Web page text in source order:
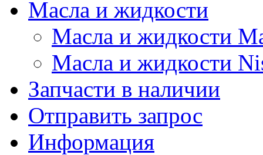
Масла и жидкости
Масла и жидкости
Масла и жидкости
Запчасти в наличии
Отправить запрос
Информация